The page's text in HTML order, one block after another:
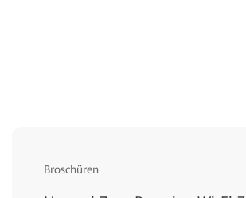
Broschüren